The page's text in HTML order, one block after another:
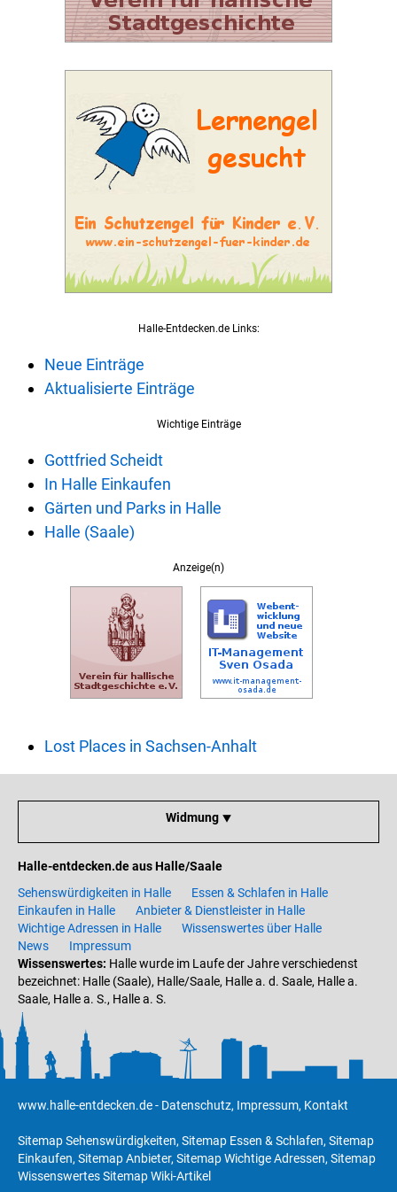
Halle-Entdecken.de Links:
Neue Einträge
Aktualisierte Einträge
Wichtige Einträge
Gottfried Scheidt
In Halle Einkaufen
Gärten und Parks in Halle
Halle (Saale)
Anzeige(n)
Lost Places in Sachsen-Anhalt
Widmung ⯆
Halle-entdecken.de aus Halle/Saale
Sehenswürdigkeiten in Halle
Essen & Schlafen in Halle
Einkaufen in Halle
Anbieter & Dienstleister in Halle
Wichtige Adressen in Halle
Wissenswertes über Halle
News
Impressum
Wissenswertes: Halle wurde im Laufe der Jahre verschiedenst
bezeichnet: Halle (Saale), Halle/Saale, Halle a. d. Saale, Halle a.
Saale, Halle a. S., Halle a. S.
www.halle-entdecken.de- Datenschutz, Impressum, Kontakt
Sitemap Sehenswürdigkeiten, Sitemap Essen & Schlafen, Sitemap
Einkaufen, Sitemap Anbieter, Sitemap Wichtige Adressen, Sitemap
WissenswertesSitemap Wiki-Artikel